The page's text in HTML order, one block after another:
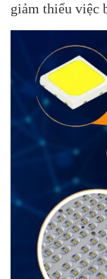
giảm thiểu việc